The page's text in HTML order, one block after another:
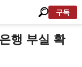
구독
행 부실 확